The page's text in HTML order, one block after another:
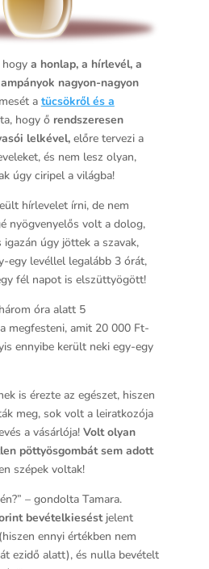
hogy a honlap, a hírlevél, a
nagyon-nagyon
a tücsökről és a
hogy ő rendszeresen
lelkével,előre tervezi a
és nem lesz olyan,
úgy ciripel a világba!
hírlevelet írni, de nem
nyögvenyelős volt a dolog,
úgy jöttek a szavak,
egy levéllel legalább 3 órát,
fél napot is elszüttyögött!
óra alatt 5
megfesteni, amit 20 000 Ft-
ennyibe került neki egy-egy
is érezte az egészet, hiszen
meg, sok volt a leiratkozója
a vásárlója! Volt olyan
pöttyösgombát sem adott
szépek voltak!
– gondolta Tamara.
bevételkieséstjelent
ennyi értékben nem
ezidő alatt), és nulla bevételt